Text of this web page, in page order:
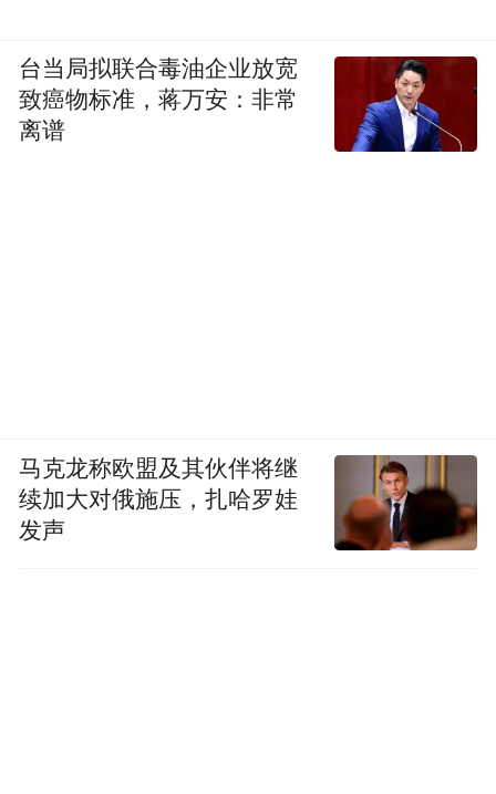
台当局拟联合毒油企业放宽
致癌物标准，蒋万安：非常
离谱
马克龙称欧盟及其伙伴将继
续加大对俄施压，扎哈罗娃
发声